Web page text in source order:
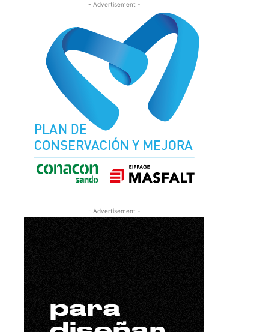
- Advertisement -
- Advertisement -